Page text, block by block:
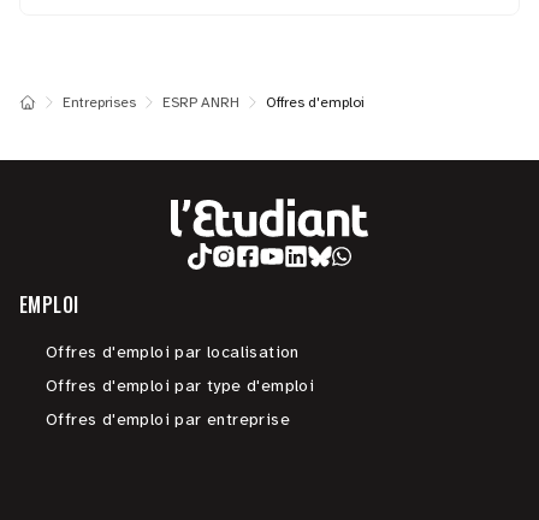
Entreprises ESRP ANRH Offres d'emploi
EMPLOI
Offres d'emploi par localisation
Offres d'emploi par type d'emploi
Offres d'emploi par entreprise